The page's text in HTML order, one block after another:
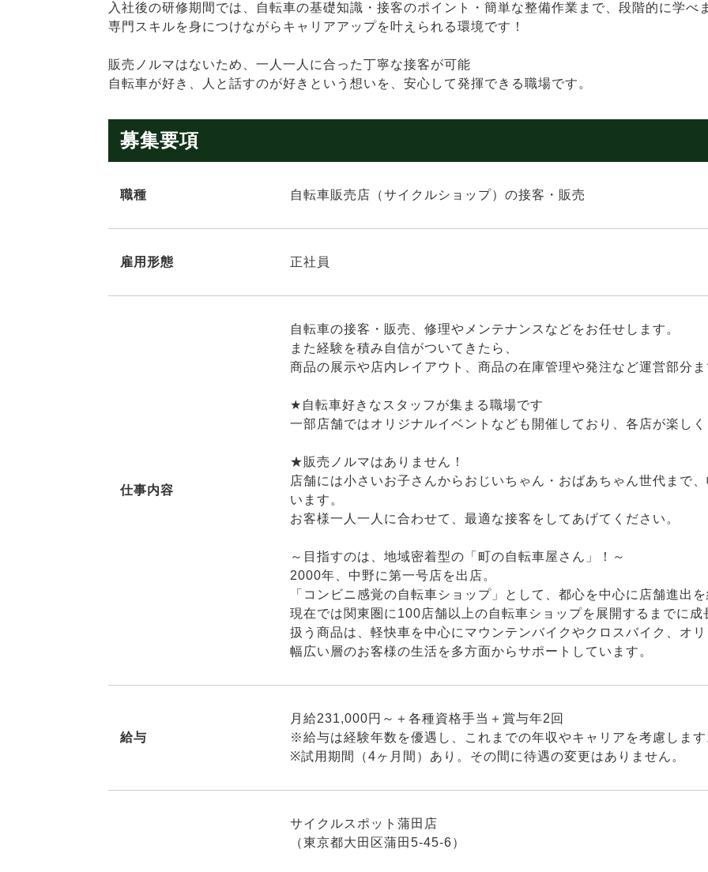
入社後の研修期間では、自転車の基礎知識・接客のポイント・簡単な整備作業まで、段階的に学べ
専門スキルを身につけながらキャリアアップを叶えられる環境です！
販売ノルマはないため、一人一人に合った丁寧な接客が可能
自転車が好き、人と話すのが好きという想いを、安心して発揮できる職場です。
募集要項
職種 自転車販売店（サイクルショップ）の接客・販売
雇用形態 正社員
仕事内容
自転車の接客・販売、修理やメンテナンスなどをお任せします。
また経験を積み自信がついてきたら、
商品の展示や店内レイアウト、商品の在庫管理や発注など運営部分
★自転車好きなスタッフが集まる職場です
一部店舗ではオリジナルイベントなども開催しており、各店が楽し
★販売ノルマはありません！
店舗には小さいお子さんからおじいちゃん・おばあちゃん世代まで
います。
お客様一人一人に合わせて、最適な接客をしてあげてください。
～目指すのは、地域密着型の「町の自転車屋さん」！～
2000年、中野に第一号店を出店。
「コンビニ感覚の自転車ショップ」として、都心を中心に店舗進出
現在では関東圏に100店舗以上の自転車ショップを展開するまでに成
扱う商品は、軽快車を中心にマウンテンバイクやクロスバイク、オ
幅広い層のお客様の生活を多方面からサポートしています。
給与
月給231,000円～＋各種資格手当＋賞与年2回
※給与は経験年数を優遇し、これまでの年収やキャリアを考慮しま
※試用期間（4ヶ月間）あり。その間に待遇の変更はありません。
サイクルスポット蒲田店
（東京都大田区蒲田5-45-6）